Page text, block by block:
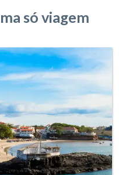
só viagem